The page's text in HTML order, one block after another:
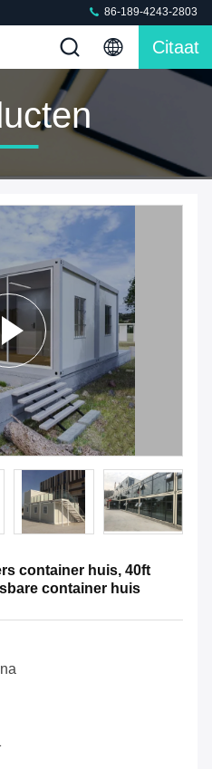
86-189-4243-2803
Citaat
container huis, 40ft
container huis